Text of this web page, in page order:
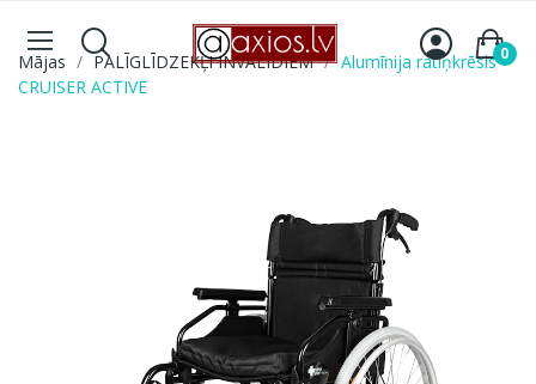
0
Mājas PALĪGLĪDZEKĻI INVALĪDIEM
Alumīnija ratiņkrēsls
CRUISER ACTIVE